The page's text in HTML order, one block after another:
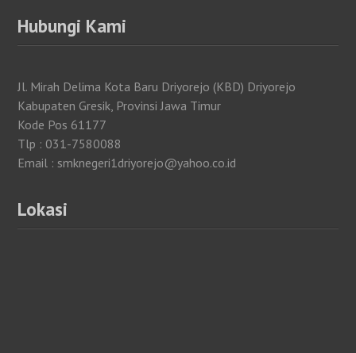
Hubungi Kami
Jl. Mirah Delima Kota Baru Driyorejo (KBD) Driyorejo
Kabupaten Gresik, Provinsi Jawa Timur
Kode Pos 61177
Tlp : 031-7580088
Email : smknegeri1driyorejo@yahoo.co.id
Lokasi